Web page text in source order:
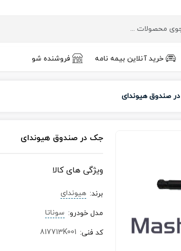
خرید آنلاین بیمه نامه فروشنده شو
صندوق هیوندای
جک در صندوق هیوندای
ویژگی های کالا
برند: هیوندای
مدل خودرو: سوناتا
کد فنی:
817713K001